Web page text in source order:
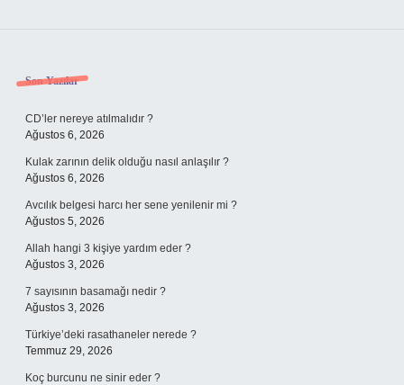
Sidebar
Son Yazılar
CD’ler nereye atılmalıdır ?
Ağustos 6, 2026
Kulak zarının delik olduğu nasıl anlaşılır ?
Ağustos 6, 2026
Avcılık belgesi harcı her sene yenilenir mi ?
Ağustos 5, 2026
Allah hangi 3 kişiye yardım eder ?
Ağustos 3, 2026
7 sayısının basamağı nedir ?
Ağustos 3, 2026
Türkiye’deki rasathaneler nerede ?
Temmuz 29, 2026
Koç burcunu ne sinir eder ?